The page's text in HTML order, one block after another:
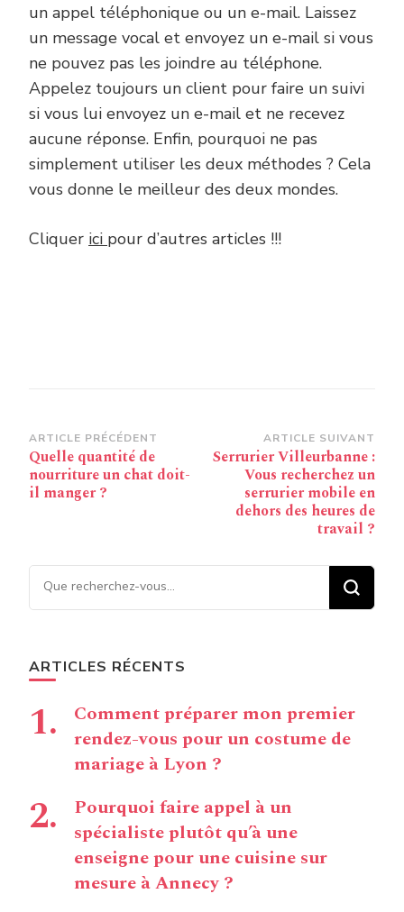
un appel téléphonique ou un e-mail. Laissez
un message vocal et envoyez un e-mail si vous
ne pouvez pas les joindre au téléphone.
Appelez toujours un client pour faire un suivi
si vous lui envoyez un e-mail et ne recevez
aucune réponse. Enfin, pourquoi ne pas
simplement utiliser les deux méthodes ? Cela
vous donne le meilleur des deux mondes.
Cliquer ici pour d’autres articles !!!
Navigation
d’article
ARTICLE PRÉCÉDENT
Quelle quantité de
nourriture un chat doit-
il manger ?
ARTICLE SUIVANT
Serrurier Villeurbanne :
Vous recherchez un
serrurier mobile en
dehors des heures de
travail ?
Vous recherchiez quelque
chose ?
ARTICLES RÉCENTS
Comment préparer mon premier
rendez-vous pour un costume de
mariage à Lyon ?
Pourquoi faire appel à un
spécialiste plutôt qu’à une
enseigne pour une cuisine sur
mesure à Annecy ?